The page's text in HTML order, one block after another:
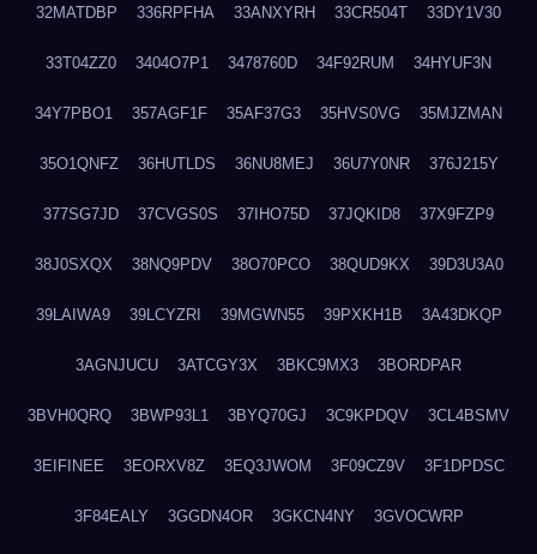
32MATDBP 336RPFHA 33ANXYRH 33CR504T 33DY1V30
33T04ZZ0 3404O7P1 3478760D 34F92RUM 34HYUF3N
34Y7PBO1 357AGF1F 35AF37G3 35HVS0VG 35MJZMAN
35O1QNFZ 36HUTLDS 36NU8MEJ 36U7Y0NR 376J215Y
377SG7JD 37CVGS0S 37IHO75D 37JQKID8 37X9FZP9
38J0SXQX 38NQ9PDV 38O70PCO 38QUD9KX 39D3U3A0
39LAIWA9 39LCYZRI 39MGWN55 39PXKH1B 3A43DKQP
3AGNJUCU 3ATCGY3X 3BKC9MX3 3BORDPAR
3BVH0QRQ 3BWP93L1 3BYQ70GJ 3C9KPDQV 3CL4BSMV
3EIFINEE 3EORXV8Z 3EQ3JWOM 3F09CZ9V 3F1DPDSC
3F84EALY 3GGDN4OR 3GKCN4NY 3GVOCWRP